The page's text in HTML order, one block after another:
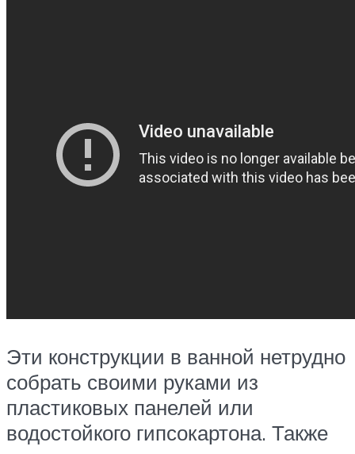
Эти конструкции в ванной нетрудно
собрать своими руками из
пластиковых панелей или
водостойкого гипсокартона. Также